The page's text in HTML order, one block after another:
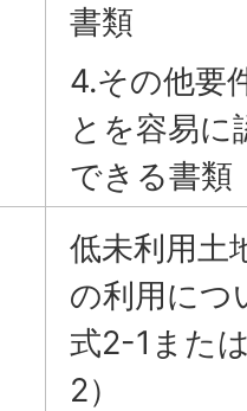
書類
4.その他要
とを容易に
できる書類
低未利用土
の利用につ
式2-1また
2）